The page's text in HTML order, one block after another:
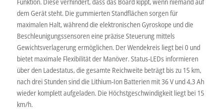
dem Gerät steht. Die gummierten Standflächen sorgen für
maximalen Halt, während die elektronischen Gyroskope und die
Beschleunigungssensoren eine präzise Steuerung mittels
Gewichtsverlagerung ermöglichen. Der Wendekreis liegt bei 0 und
bietet maximale Flexibilität der Manöver. Status-LEDs informieren
über den Ladestatus, die gesamte Reichweite beträgt bis zu 15 km,
nach drei Stunden sind die Lithium-Ion Batterien mit 36 V und 4,3 Ah
wieder komplett aufgeladen. Die Höchstgeschwindigkeit liegt bei 15
km/h.